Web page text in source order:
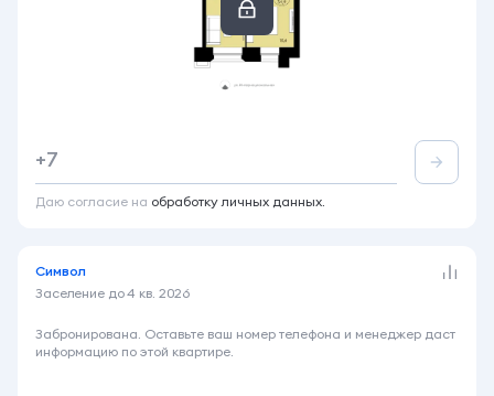
1-комнатная
Семейная ипотека 6%
+7
Даю согласие на обработку личных данных.
Символ
Заселение до4 кв. 2026
9 990 000 ₽
Забронирована. Оставьте ваш номер телефона и менеджер даст
информацию по этой квартире.